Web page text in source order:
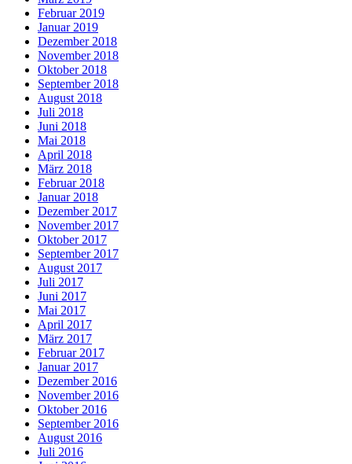
Februar 2019
Januar 2019
Dezember 2018
November 2018
Oktober 2018
September 2018
August 2018
Juli 2018
Juni 2018
Mai 2018
April 2018
März 2018
Februar 2018
Januar 2018
Dezember 2017
November 2017
Oktober 2017
September 2017
August 2017
Juli 2017
Juni 2017
Mai 2017
April 2017
März 2017
Februar 2017
Januar 2017
Dezember 2016
November 2016
Oktober 2016
September 2016
August 2016
Juli 2016